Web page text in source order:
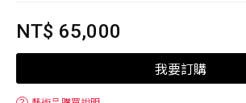
NT$ 65,000
我要訂購